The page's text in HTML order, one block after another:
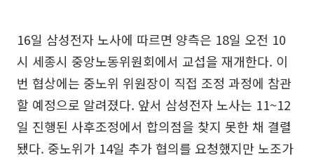
16일 삼성전자 노사에 따르면 양측은 18일 오전 10
시 세종시 중앙노동위원회에서 교섭을 재개한다. 이
번 협상에는 중노위 위원장이 직접 조정 과정에 참관
할 예정으로 알려졌다. 앞서 삼성전자 노사는 11~12
일 진행된 사후조정에서 합의점을 찾지 못한 채 결렬
됐다. 중노위가 14일 추가 협의를 요청했지만 노조가